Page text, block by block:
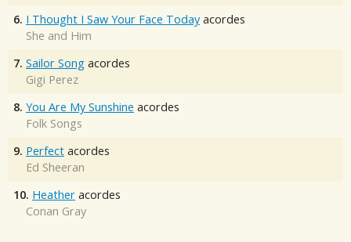
6. I Thought I Saw Your Face Today acordes
She and Him
7. Sailor Song acordes
Gigi Perez
8. You Are My Sunshine acordes
Folk Songs
9. Perfect acordes
Ed Sheeran
10. Heather acordes
Conan Gray